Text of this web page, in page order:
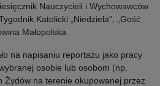
Nauczycieli i Wychowawców
Katolicki „Niedziela”, „Gość
Małopolska.
na napisaniu reportażu jako pracy
osobie lub osobom (np.
Żydów na terenie okupowanej przez